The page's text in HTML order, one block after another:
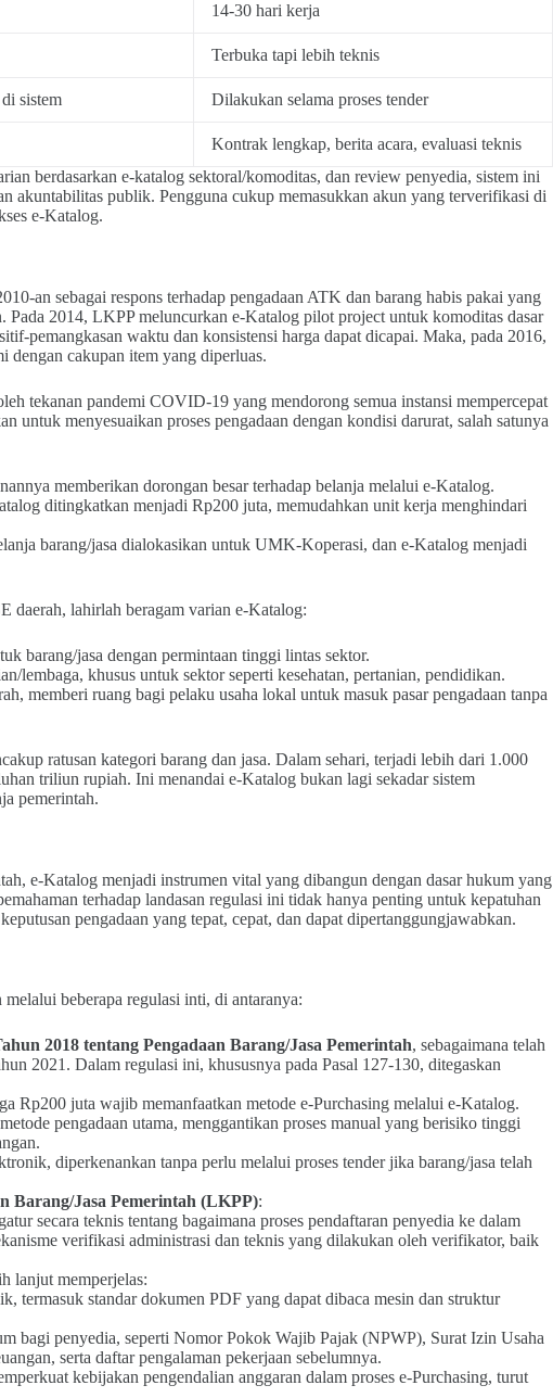
14-30 hari kerja
Terbuka tapi lebih teknis
sistem Dilakukan selama proses tender
Kontrak lengkap, berita acara, evaluasi teknis
berdasarkan e-katalog sektoral/komoditas, dan review penyedia, sistem ini
akuntabilitas publik. Pengguna cukup memasukkan akun yang terverifikasi di
e-Katalog.
an sebagai respons terhadap pengadaan ATK dan barang habis pakai yang
2014, LKPP meluncurkan e-Katalog pilot project untuk komoditas dasar
pemangkasan waktu dan konsistensi harga dapat dicapai. Maka, pada 2016,
dengan cakupan item yang diperluas.
tekanan pandemi COVID-19 yang mendorong semua instansi mempercepat
untuk menyesuaikan proses pengadaan dengan kondisi darurat, salah satunya
memberikan dorongan besar terhadap belanja melalui e-Katalog.
ditingkatkan menjadi Rp200 juta, memudahkan unit kerja menghindari
barang/jasa dialokasikan untuk UMK-Koperasi, dan e-Katalog menjadi
daerah, lahirlah beragam varian e-Katalog:
barang/jasa dengan permintaan tinggi lintas sektor.
lembaga, khusus untuk sektor seperti kesehatan, pertanian, pendidikan.
memberi ruang bagi pelaku usaha lokal untuk masuk pasar pengadaan tanpa
ratusan kategori barang dan jasa. Dalam sehari, terjadi lebih dari 1.000
triliun rupiah. Ini menandai e-Katalog bukan lagi sekadar sistem
pemerintah.
e-Katalog menjadi instrumen vital yang dibangun dengan dasar hukum yang
terhadap landasan regulasi ini tidak hanya penting untuk kepatuhan
pengadaan yang tepat, cepat, dan dapat dipertanggungjawabkan.
beberapa regulasi inti, di antaranya:
2018 tentang Pengadaan Barang/Jasa Pemerintah, sebagaimana telah
2021. Dalam regulasi ini, khususnya pada Pasal 127-130, ditegaskan
Rp200 juta wajib memanfaatkan metode e‑Purchasing melalui e‑Katalog.
pengadaan utama, menggantikan proses manual yang berisiko tinggi
diperkenankan tanpa perlu melalui proses tender jika barang/jasa telah
Barang/Jasa Pemerintah (LKPP):
secara teknis tentang bagaimana proses pendaftaran penyedia ke dalam
verifikasi administrasi dan teknis yang dilakukan oleh verifikator, baik
lanjut memperjelas:
termasuk standar dokumen PDF yang dapat dibaca mesin dan struktur
bagi penyedia, seperti Nomor Pokok Wajib Pajak (NPWP), Surat Izin Usaha
serta daftar pengalaman pekerjaan sebelumnya.
kebijakan pengendalian anggaran dalam proses e‑Purchasing, turut